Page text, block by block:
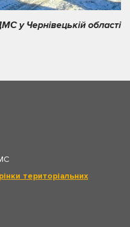
у Чернівецькій області
територіальних